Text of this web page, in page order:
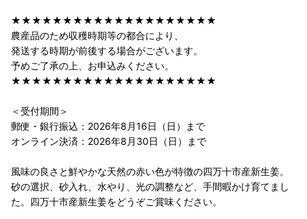
★★★★★★★★★★★★★★★★★★★★
農産品のため収穫時期等の都合により、
発送する時期が前後する場合がございます。
予めご了承の上、お申込みください。
★★★★★★★★★★★★★★★★★★★★
＜受付期間＞
郵便・銀行振込：2026年8月16日（日）まで
オンライン決済：2026年8月30日（日）まで
風味の良さと鮮やかな天然の赤い色が特徴の四万十市産新生姜。
砂の選択、砂入れ、水やり、光の調整など、手間暇かけ育てまし
た。四万十市産新生姜をどうぞご賞味ください。